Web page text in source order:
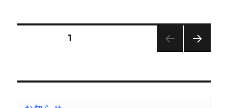
の
固定ページ1